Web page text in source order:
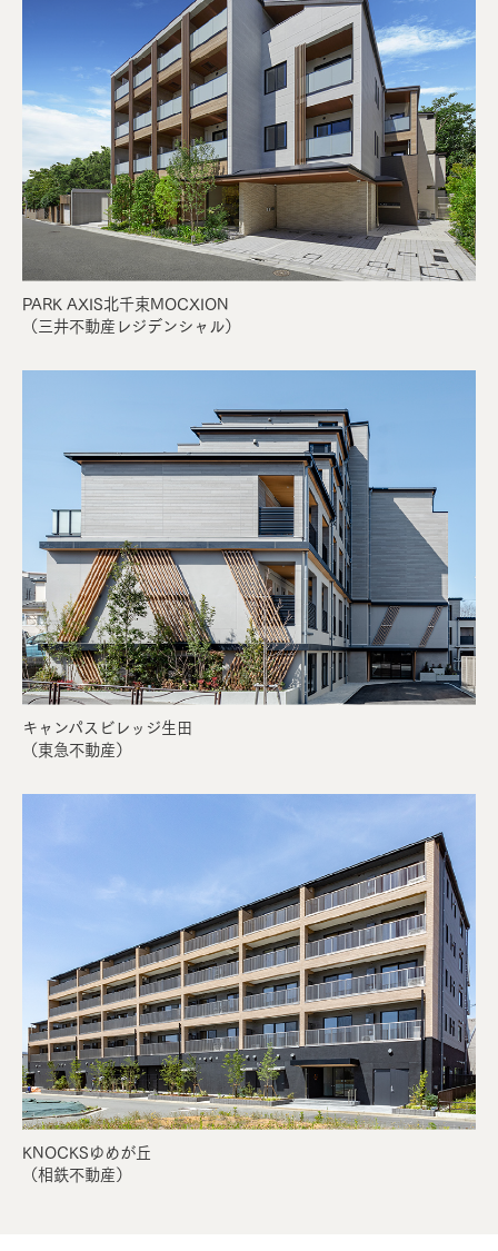
PARK AXIS北千束MOCXION
（三井不動産レジデンシャル）
キャンパスビレッジ⽣⽥
（東急不動産）
KNOCKSゆめが丘
（相鉄不動産）